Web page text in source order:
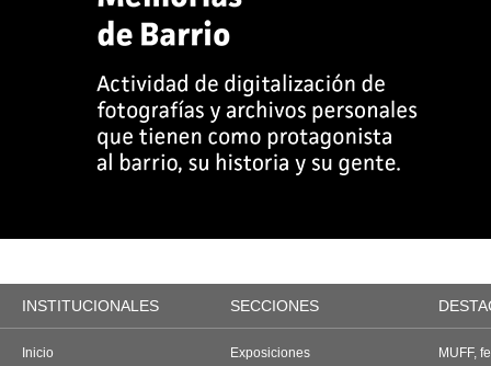
INSTITUCIONALES SECCIONES
Inicio
Exposiciones
MUFF,